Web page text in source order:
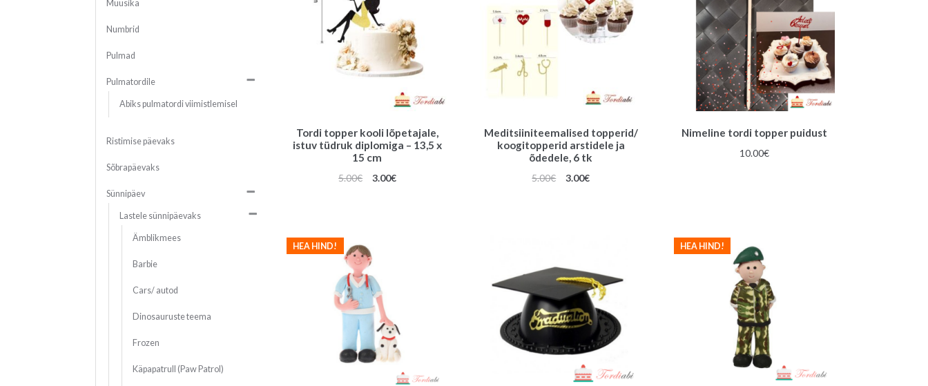
Tordi topper kooli lõpetajale,
istuv tüdruk diplomiga – 13,5 x
15 cm
5.00€
Algne
3.00€Praegune
Meditsiiniteemalised topperid/
koogitopperid arstidele ja
õdedele, 6 tk
5.00€
Algne
3.00€Praegune
Nimeline tordi topper puidust
10.00€
HEA HIND! HEA HIND!
Muusika
Numbrid
Pulmad
Pulmatordile
Abiks pulmatordi viimistlemisel
Ristimise päevaks
Sõbrapäevaks
Sünnipäev
Lastele sünnipäevaks
Ämblikmees
Barbie
Cars/ autod
Dinosauruste teema
Frozen
Käpapatrull (Paw Patrol)